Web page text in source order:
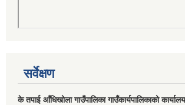
सर्वेक्षण
के तपाई आँधिखोला गाउँपालिका गाउँकार्यपालिकाको